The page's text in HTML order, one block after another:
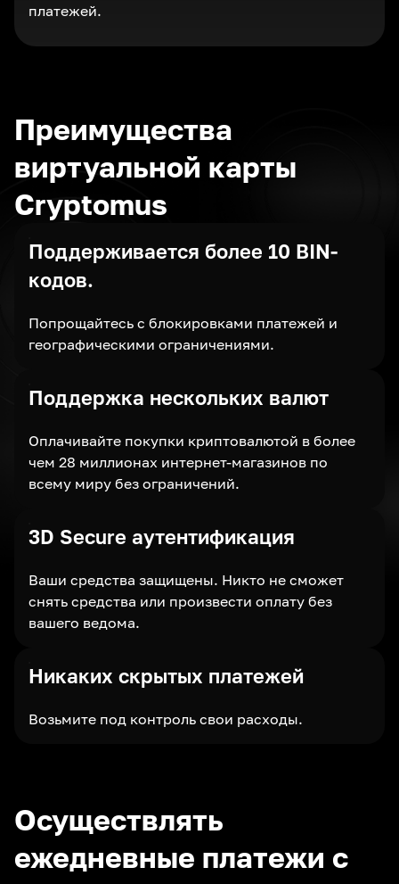
платежей.
Преимущества
виртуальной карты
Cryptomus
Поддерживается более 10 BIN-
кодов.
Попрощайтесь с блокировками платежей и
географическими ограничениями.
Поддержка нескольких валют
Оплачивайте покупки криптовалютой в более
чем 28 миллионах интернет-магазинов по
всему миру без ограничений.
3D Secure аутентификация
Ваши средства защищены. Никто не сможет
снять средства или произвести оплату без
вашего ведома.
Никаких скрытых платежей
Возьмите под контроль свои расходы.
Осуществлять
ежедневные платежи с